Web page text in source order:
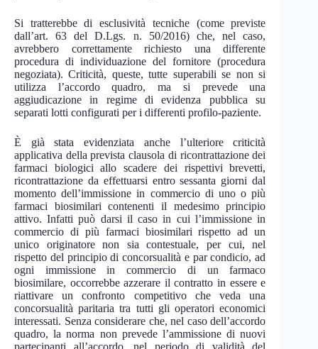
Si tratterebbe di esclusività tecniche (come previste
dall’art. 63 del D.Lgs. n. 50/2016) che, nel caso,
avrebbero correttamente richiesto una differente
procedura di individuazione del fornitore (procedura
negoziata). Criticità, queste, tutte superabili se non si
utilizza l’accordo quadro, ma si prevede una
aggiudicazione in regime di evidenza pubblica su
separati lotti configurati per i differenti profilo-paziente.
È già stata evidenziata anche l’ulteriore criticità
applicativa della prevista clausola di ricontrattazione dei
farmaci biologici allo scadere dei rispettivi brevetti,
ricontrattazione da effettuarsi entro sessanta giorni dal
momento dell’immissione in commercio di uno o più
farmaci biosimilari contenenti il medesimo principio
attivo. Infatti può darsi il caso in cui l’immissione in
commercio di più farmaci biosimilari rispetto ad un
unico originatore non sia contestuale, per cui, nel
rispetto del principio di concorsualità e par condicio, ad
ogni immissione in commercio di un farmaco
biosimilare, occorrebbe azzerare il contratto in essere e
riattivare un confronto competitivo che veda una
concorsualità paritaria tra tutti gli operatori economici
interessati. Senza considerare che, nel caso dell’accordo
quadro, la norma non prevede l’ammissione di nuovi
partecipanti all’accordo, nel periodo di validità del